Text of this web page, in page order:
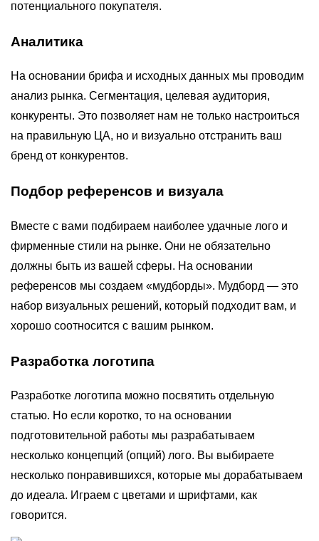
потенциального покупателя.
Аналитика
На основании брифа и исходных данных мы проводим
анализ рынка. Сегментация, целевая аудитория,
конкуренты. Это позволяет нам не только настроиться
на правильную ЦА, но и визуально отстранить ваш
бренд от конкурентов.
Подбор референсов и визуала
Вместе с вами подбираем наиболее удачные лого и
фирменные стили на рынке. Они не обязательно
должны быть из вашей сферы. На основании
референсов мы создаем «мудборды». Мудборд — это
набор визуальных решений, который подходит вам, и
хорошо соотносится с вашим рынком.
Разработка логотипа
Разработке логотипа можно посвятить отдельную
статью. Но если коротко, то на основании
подготовительной работы мы разрабатываем
несколько концепций (опций) лого. Вы выбираете
несколько понравившихся, которые мы дорабатываем
до идеала. Играем с цветами и шрифтами, как
говорится.